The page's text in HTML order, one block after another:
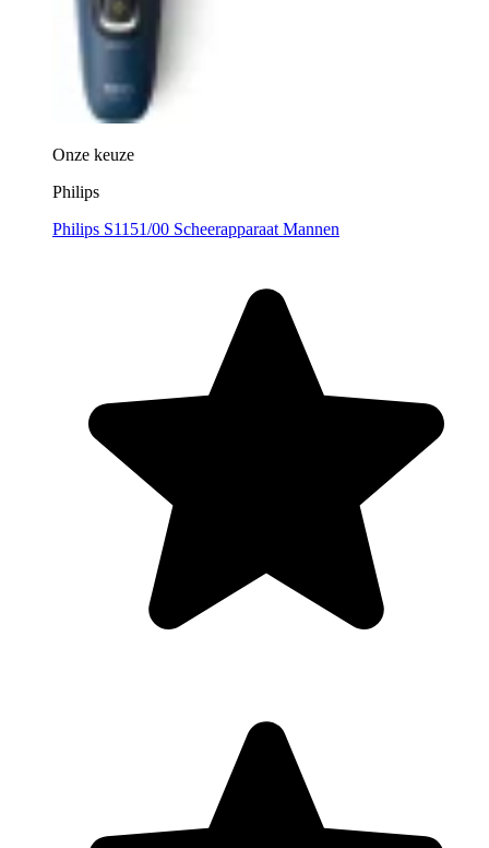
Onze keuze
Philips
Philips S1151/00 Scheerapparaat Mannen